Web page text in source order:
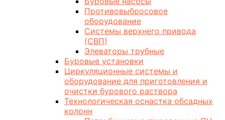
Противовыбросовое
оборудование
Системы верхнего привода
(СВП)
Элеваторы трубные
Буровые установки
Циркуляционные системы и
оборудование для приготовления и
очистки бурового раствора
Технологическая оснастка обсадных
колонн